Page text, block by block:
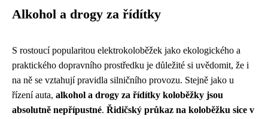
Alkohol a drogy za řídítky
S rostoucí popularitou elektrokoloběžek jako ekologického a
praktického dopravního prostředku je důležité si uvědomit, že i
na ně se vztahují pravidla silničního provozu. Stejně jako u
řízení auta, alkohol a drogy za řídítky koloběžky jsou
absolutně nepřípustné. Řidičský průkaz na koloběžku sice v